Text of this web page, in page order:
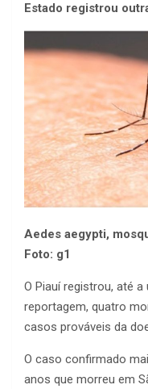
Estado registrou
Aedes aegypti,
Foto: g1
O Piauí registrou, até
reportagem, quatro
casos prováveis da
O caso confirmado
anos que morreu em